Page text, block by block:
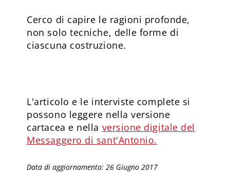
Cerco di capire le ragioni profonde,
non solo tecniche, delle forme di
ciascuna costruzione.
L'articolo e le interviste complete si
possono leggere nella versione
cartacea e nella versione digitale del
Messaggero di sant'Antonio.
Data di aggiornamento: 26 Giugno 2017